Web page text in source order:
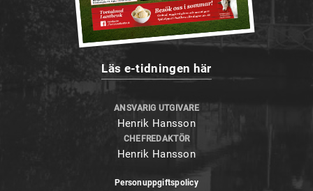
Läs e-tidningen här
ANSVARIG UTGIVARE
Henrik Hansson
CHEFREDAKTÖR
Henrik Hansson
Personuppgiftspolicy